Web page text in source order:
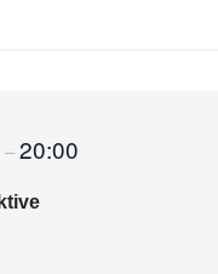
–20:00